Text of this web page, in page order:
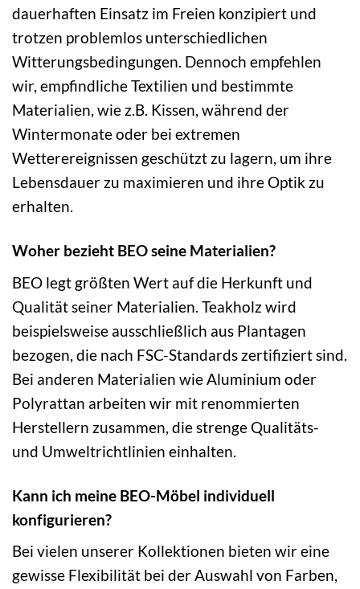
dauerhaften Einsatz im Freien konzipiert und
trotzen problemlos unterschiedlichen
Witterungsbedingungen. Dennoch empfehlen
wir, empfindliche Textilien und bestimmte
Materialien, wie z.B. Kissen, während der
Wintermonate oder bei extremen
Wetterereignissen geschützt zu lagern, um ihre
Lebensdauer zu maximieren und ihre Optik zu
erhalten.
Woher bezieht BEO seine Materialien?
BEO legt größten Wert auf die Herkunft und
Qualität seiner Materialien. Teakholz wird
beispielsweise ausschließlich aus Plantagen
bezogen, die nach FSC-Standards zertifiziert sind.
Bei anderen Materialien wie Aluminium oder
Polyrattan arbeiten wir mit renommierten
Herstellern zusammen, die strenge Qualitäts-
und Umweltrichtlinien einhalten.
Kann ich meine BEO-Möbel individuell
konfigurieren?
Bei vielen unserer Kollektionen bieten wir eine
gewisse Flexibilität bei der Auswahl von Farben,